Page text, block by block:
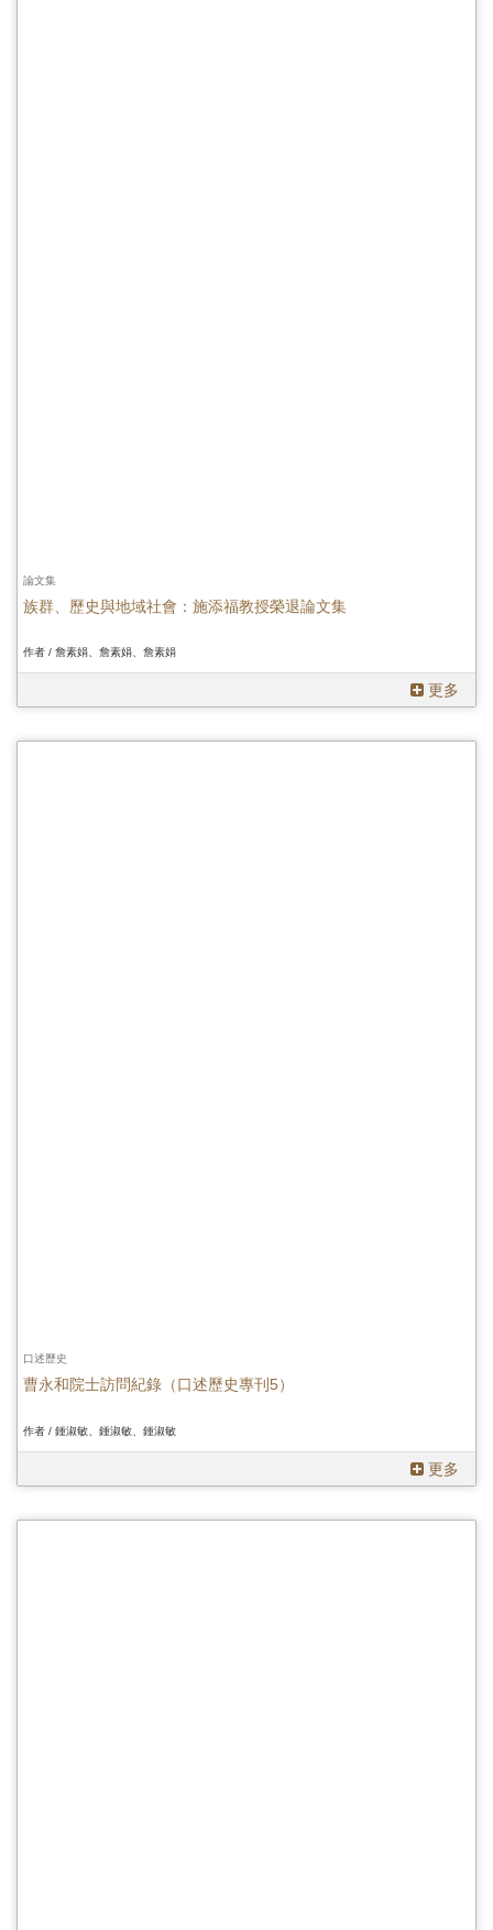
論文集
族群、歷史與地域社會：施添福教授榮退論文集
作者 / 詹素娟、詹素娟、詹素娟
更多
口述歷史
曹永和院士訪問紀錄（口述歷史專刊5）
作者 / 鍾淑敏、鍾淑敏、鍾淑敏
更多